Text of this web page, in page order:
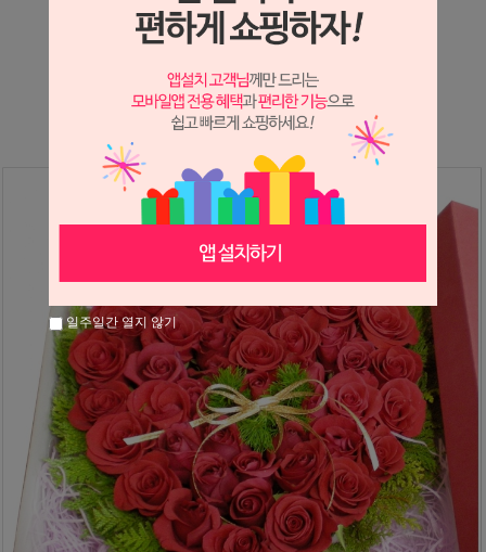
상세 정보를 확대해 보실 수 있습니다.
※ 필독해주세요 ※
장미는 시세 변동에 따라 가격이 달라질 수 있으니
문의 후 주문 바랍니다.
일주일간 열지 않기